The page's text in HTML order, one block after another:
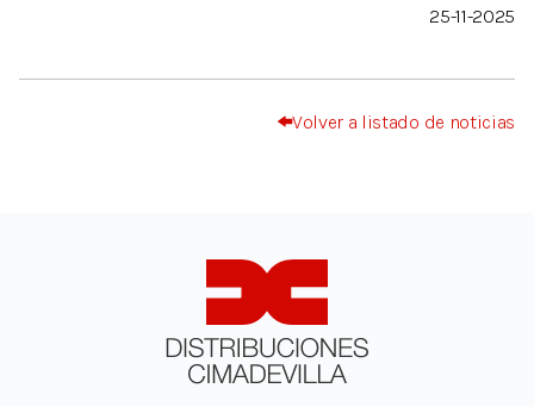
25-11-2025
Volver a listado de noticias